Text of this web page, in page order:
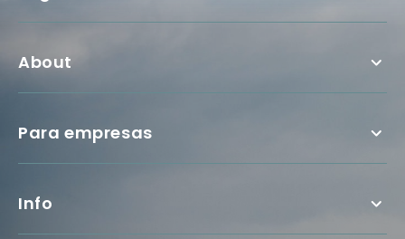
About
Para empresas
Info